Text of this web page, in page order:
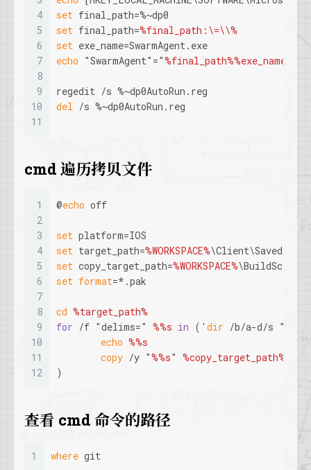
4
5
6
7
8
9
10
11
set final_path=%~dp0
set final_path=%final_path:\=\\%
set exe_name=SwarmAgent.exe
echo "SwarmAgent"="%final_path%%exe_name%
regedit /s %~dp0AutoRun.reg
del
/s %~dp0AutoRun.reg
cmd 遍历拷贝文件
1
2
3
4
5
6
7
8
9
10
11
12
@echo off
set platform=IOS
set target_path=%WORKSPACE%
set copy_target_path=%WORKSPACE%
set format=*.pak
cd %target_path%
for /f "delims=" %%s in (' dir /b/a-d/s "
echo %%s
copy /y "%%s" %copy_target_path%
)
查看 cmd 命令的路径
1 where git